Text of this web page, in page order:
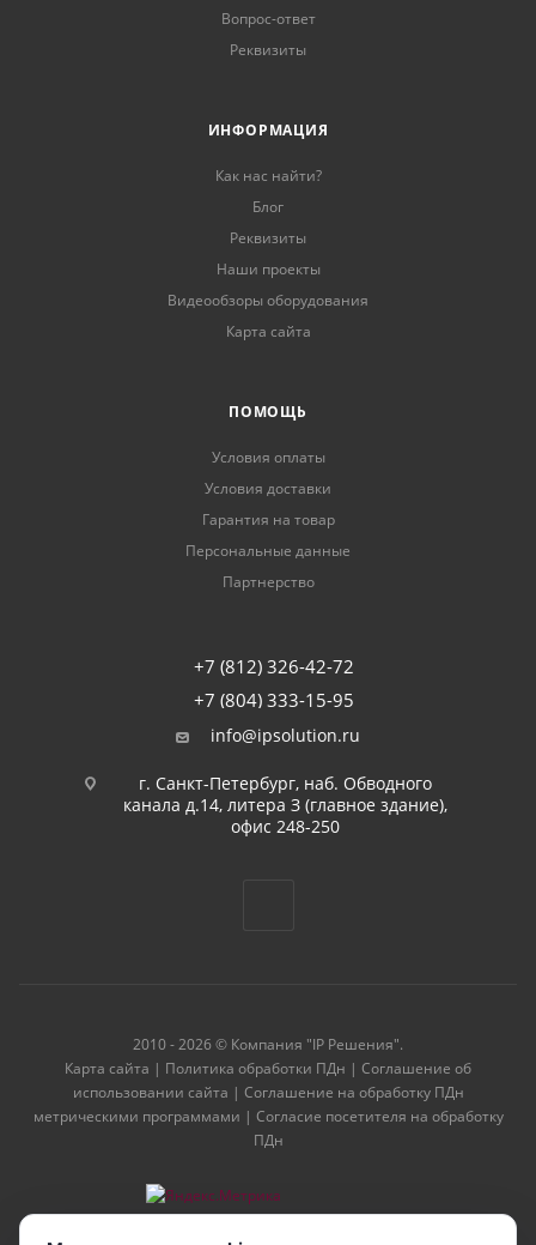
Вопрос-ответ
Реквизиты
ИНФОРМАЦИЯ
Как нас найти?
Блог
Реквизиты
Наши проекты
Видеообзоры оборудования
Карта сайта
ПОМОЩЬ
Условия оплаты
Условия доставки
Гарантия на товар
Персональные данные
Партнерство
+7 (812) 326-42-72
+7 (804) 333-15-95
info@ipsolution.ru
г. Санкт-Петербург, наб. Обводного
канала д.14, литера З (главное здание),
офис 248-250
2010 - 2026 © Компания "IP Решения".
Карта сайта | Политика обработки ПДн | Соглашение об
использовании сайта | Соглашение на обработку ПДн
метрическими программами | Согласие посетителя на обработку
ПДн